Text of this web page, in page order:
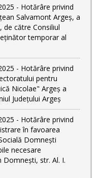
- Hotărâre privind
Salvamont Argeș, a
către Consiliul
temporar al
- Hotărâre privind
pentru
Nicolae" Argeș a
Județului Argeș
- Hotărâre privind
în favoarea
Domnești
necesare
str. Al. I.